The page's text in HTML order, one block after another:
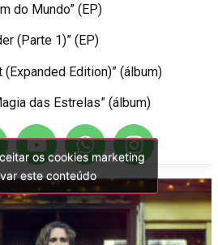
do Mundo” (EP)
(Parte 1)” (EP)
Edition)” (álbum)
das Estrelas” (álbum)
os cookies marketing
este conteúdo
os cookies marketing
este conteúdo